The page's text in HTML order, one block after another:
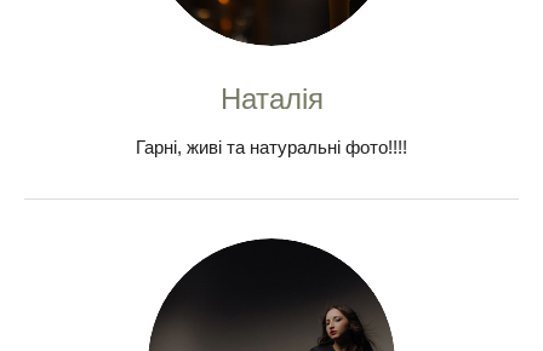
Наталія
Гарні, живі та натуральні фото!!!!